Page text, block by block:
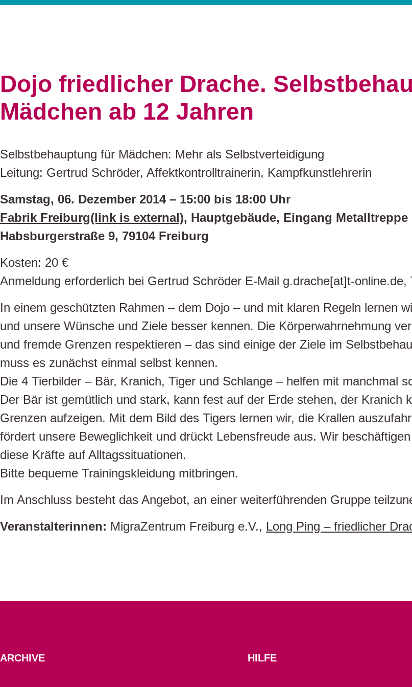
Dojo friedlicher Drache.
Mädchen ab 12 Jahren
Selbstbehauptung für Mädchen: Mehr als Selbstverteidigung
Leitung: Gertrud Schröder, Affektkontrolltrainerin, Kampfkunstlehrerin
Samstag, 06. Dezember 2014 – 15:00 bis 18:00 Uhr
Fabrik Freiburg(link is external), Hauptgebäude, Eingang
Habsburgerstraße 9, 79104 Freiburg
Kosten: 20 €
Anmeldung erforderlich bei Gertrud Schröder E-Mail g.drache[at]t-online.de,
In einem geschützten Rahmen – dem Dojo – und mit klaren Regeln lernen
und unsere Wünsche und Ziele besser kennen. Die Körperwahrnehmung
und fremde Grenzen respektieren – das sind einige der Ziele im
muss es zunächst einmal selbst kennen.
Die 4 Tierbilder – Bär, Kranich, Tiger und Schlange – helfen mit manchmal
Der Bär ist gemütlich und stark, kann fest auf der Erde stehen, der Kranich
Grenzen aufzeigen. Mit dem Bild des Tigers lernen wir, die Krallen
fördert unsere Beweglichkeit und drückt Lebensfreude aus. Wir
diese Kräfte auf Alltagssituationen.
Bitte bequeme Trainingskleidung mitbringen.
Im Anschluss besteht das Angebot, an einer weiterführenden Gruppe
Veranstalterinnen: MigraZentrum Freiburg e.V., Long Ping – friedlicher
ARCHIVE HILFE